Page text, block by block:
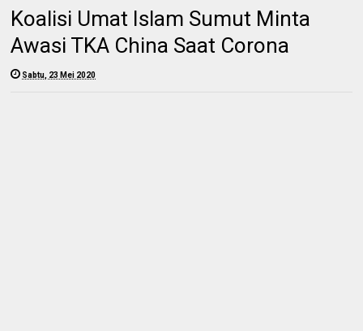
Koalisi Umat Islam Sumut Minta
Awasi TKA China Saat Corona
Sabtu, 23 Mei 2020